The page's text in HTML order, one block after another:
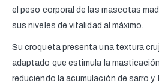
el peso corporal de las mascotas
sus niveles de vitalidad al máximo.
Su croqueta presenta una textura
adaptado que estimula la
reduciendo la acumulación de sarro